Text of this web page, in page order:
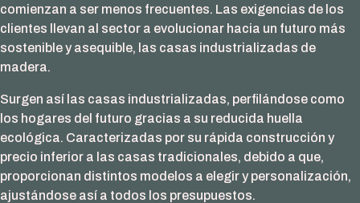
ORAÉ
marca
la
nuestras
ventanas
de
madera
comienzan a ser menos frecuentes. Las exigencias de los
clientes llevan al sector a evolucionar hacia un futuro más
sostenible y asequible, las casas industrializadas de
madera.
Surgen así las casas industrializadas, perfilándose como
los hogares del futuro gracias a su reducida huella
ecológica. Caracterizadas por su rápida construcción y
precio inferior a las casas tradicionales, debido a que,
proporcionan distintos modelos a elegir y personalización,
ajustándose así a todos los presupuestos.